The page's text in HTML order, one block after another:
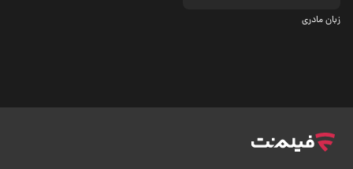
زبان مادری